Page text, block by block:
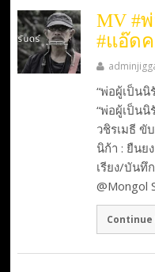
MV #
#แอ๊ด
“พ่อผู้เป็นนิ
“พ่อผู้เป็น
วชิรเมธี ขั
นิก้า : ยืนย
เรียง/บันทึ
@Mongol
Continue